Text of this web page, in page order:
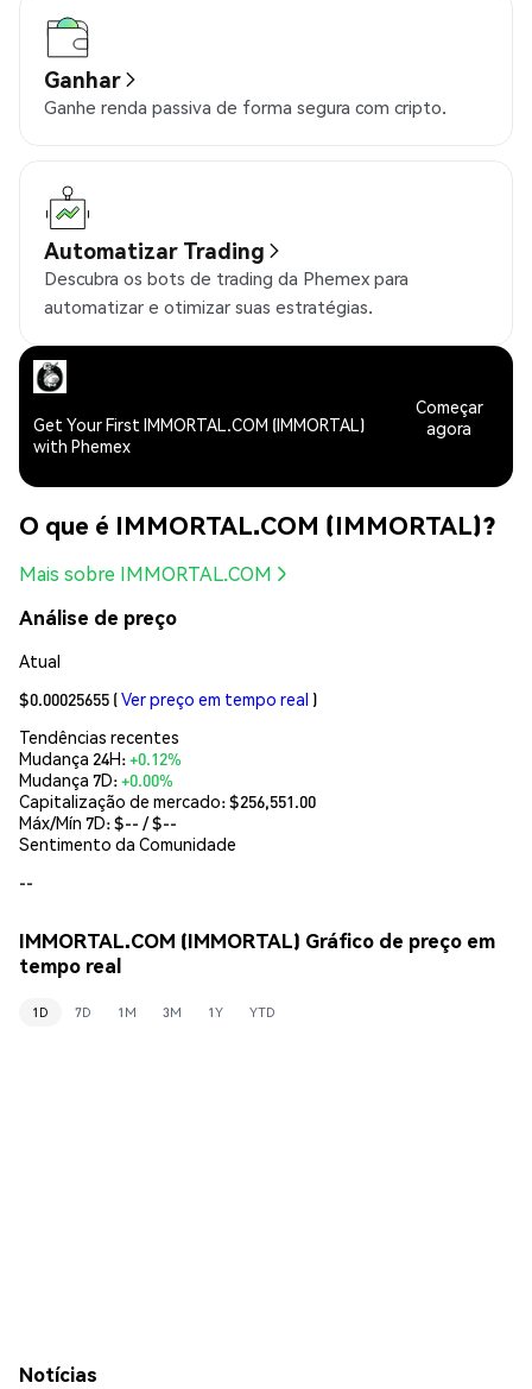
Ganhar
Ganhe renda passiva de forma segura com cripto.
Automatizar Trading
Descubra os bots de trading da Phemex para
automatizar e otimizar suas estratégias.
Get Your First IMMORTAL.COM (IMMORTAL)
with Phemex
Começar
agora
O que é IMMORTAL.COM (IMMORTAL)?
Mais sobre IMMORTAL.COM
Análise de preço
Atual
$0.00025655 (Ver preço em tempo real )
Tendências recentes
Mudança 24H:+0.12%
Mudança 7D:+0.00%
Capitalização de mercado:$256,551.00
Máx/Mín 7D: $-- / $--
Sentimento da Comunidade
--
IMMORTAL.COM (IMMORTAL) Gráfico de preço em
tempo real
1D 7D 1M 3M 1Y YTD
Notícias